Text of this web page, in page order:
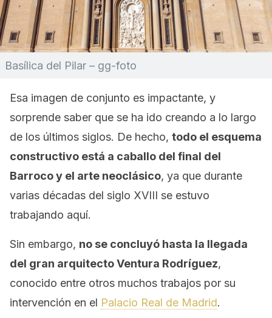
Basílica del Pilar – gg-foto
Esa imagen de conjunto es impactante, y
sorprende saber que se ha ido creando a lo largo
de los últimos siglos. De hecho, todo el esquema
constructivo está a caballo del final del
Barroco y el arte neoclásico, ya que durante
varias décadas del siglo XVIII se estuvo
trabajando aquí.
Sin embargo, no se concluyó hasta la llegada
del gran arquitecto Ventura Rodríguez,
conocido entre otros muchos trabajos por su
intervención en el Palacio Real de Madrid.